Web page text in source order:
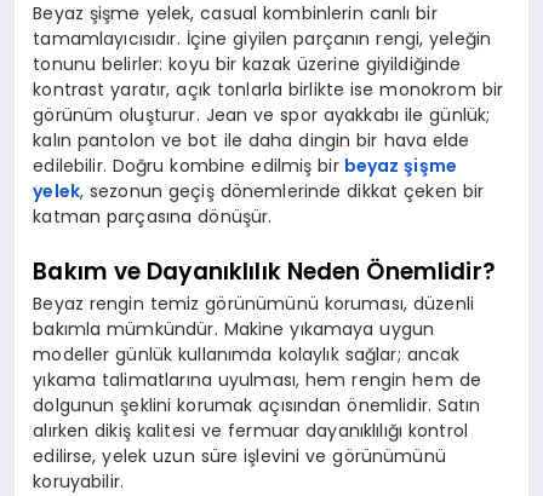
Beyaz şişme yelek, casual kombinlerin canlı bir
tamamlayıcısıdır. İçine giyilen parçanın rengi, yeleğin
tonunu belirler: koyu bir kazak üzerine giyildiğinde
kontrast yaratır, açık tonlarla birlikte ise monokrom bir
görünüm oluşturur. Jean ve spor ayakkabı ile günlük;
kalın pantolon ve bot ile daha dingin bir hava elde
edilebilir. Doğru kombine edilmiş bir beyaz şişme
yelek, sezonun geçiş dönemlerinde dikkat çeken bir
katman parçasına dönüşür.
Bakım ve Dayanıklılık Neden Önemlidir?
Beyaz rengin temiz görünümünü koruması, düzenli
bakımla mümkündür. Makine yıkamaya uygun
modeller günlük kullanımda kolaylık sağlar; ancak
yıkama talimatlarına uyulması, hem rengin hem de
dolgunun şeklini korumak açısından önemlidir. Satın
alırken dikiş kalitesi ve fermuar dayanıklılığı kontrol
edilirse, yelek uzun süre işlevini ve görünümünü
koruyabilir.